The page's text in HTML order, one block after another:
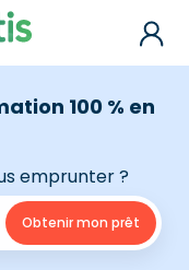
100 % en
emprunter ?